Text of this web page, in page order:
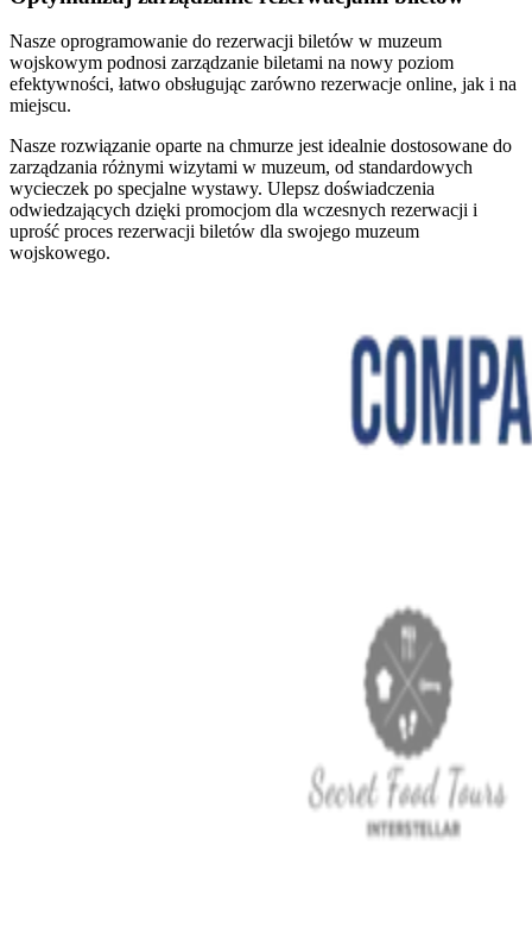
Nasze oprogramowanie do rezerwacji biletów w muzeum
wojskowym podnosi zarządzanie biletami na nowy poziom
efektywności, łatwo obsługując zarówno rezerwacje online, jak i na
miejscu.
Nasze rozwiązanie oparte na chmurze jest idealnie dostosowane do
zarządzania różnymi wizytami w muzeum, od standardowych
wycieczek po specjalne wystawy. Ulepsz doświadczenia
odwiedzających dzięki promocjom dla wczesnych rezerwacji i
uprość proces rezerwacji biletów dla swojego muzeum
wojskowego.